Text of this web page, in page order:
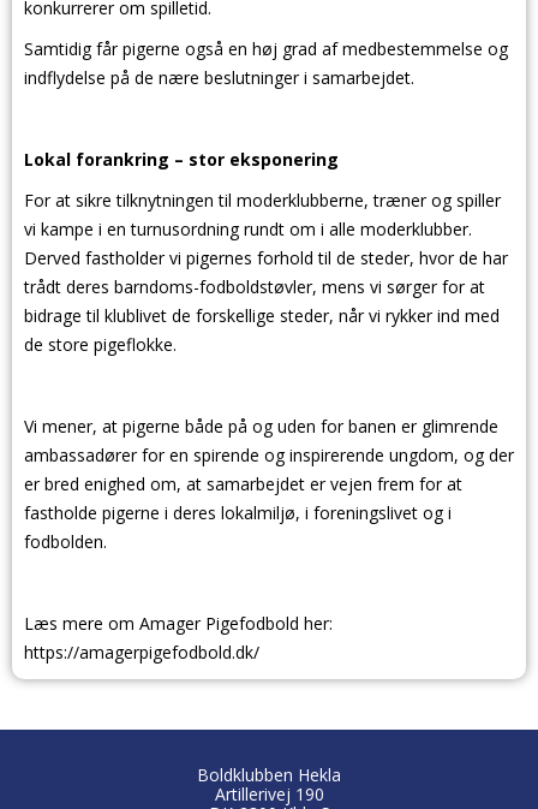
konkurrerer om spilletid.
Samtidig får pigerne også en høj grad af medbestemmelse og
indflydelse på de nære beslutninger i samarbejdet.
Lokal forankring – stor eksponering
For at sikre tilknytningen til moderklubberne, træner og spiller
vi kampe i en turnusordning rundt om i alle moderklubber.
Derved fastholder vi pigernes forhold til de steder, hvor de har
trådt deres barndoms-fodboldstøvler, mens vi sørger for at
bidrage til klublivet de forskellige steder, når vi rykker ind med
de store pigeflokke.
Vi mener, at pigerne både på og uden for banen er glimrende
ambassadører for en spirende og inspirerende ungdom, og der
er bred enighed om, at samarbejdet er vejen frem for at
fastholde pigerne i deres lokalmiljø, i foreningslivet og i
fodbolden.
Læs mere om Amager Pigefodbold her:
https://amagerpigefodbold.dk/
Boldklubben Hekla
Artillerivej 190